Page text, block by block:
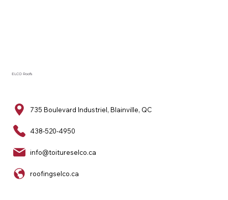
ELCO Roofs
735 Boulevard Industriel, Blainville, QC
438-520-4950
info@toitureselco.ca
roofingselco.ca